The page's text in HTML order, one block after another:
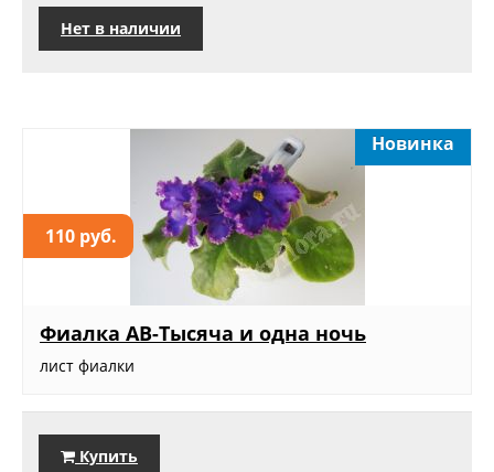
Нет в наличии
110 руб.
Новинка
Фиалка АВ-Тысяча и одна ночь
лист фиалки
Купить